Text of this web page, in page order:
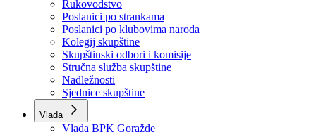
Skupština
Skupština BPK Goražde
Rukovodstvo
Poslanici po strankama
Poslanici po klubovima naroda
Kolegij skupštine
Skupštinski odbori i komisije
Stručna služba skupštine
Nadležnosti
Sjednice skupštine